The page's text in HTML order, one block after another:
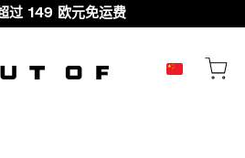
过 149 欧元免运费